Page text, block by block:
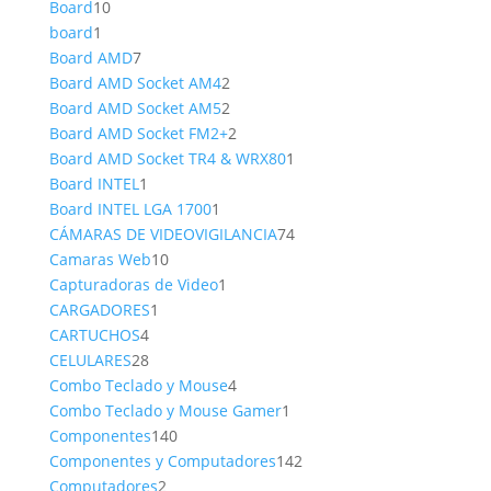
Board1010
board1
producto
Board AMD77
productos
Board AMD Socket AM422
productos
Board AMD Socket AM522
productos
Board AMD Socket FM2+22
productos
Board AMD Socket TR4 & WRX801
Board INTEL1
producto
Board INTEL LGA 17001
producto
CÁMARAS DE VIDEOVIGILANCIA7474
Camaras Web1010
productos
Capturadoras de Video1
CARGADORES1
CARTUCHOS44
productos
CELULARES2828
productos
Combo Teclado y Mouse44
productos
Combo Teclado y Mouse Gamer1
Componentes140140
productos
Componentes y Computadores142142
Computadores22